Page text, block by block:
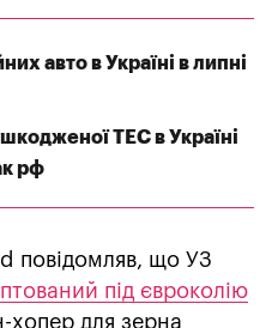
авто в Україні в липні
ТЕС в Україні
рф
повідомляв, що УЗ
під євроколію
хопер для зерна